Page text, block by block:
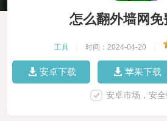
怎么翻外墙网免
工具 时间：2024-04-20
安卓下载 苹果下载
安卓市场，安